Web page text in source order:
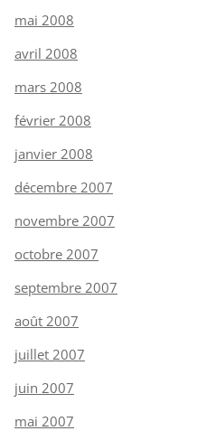
mai 2008
avril 2008
mars 2008
février 2008
janvier 2008
décembre 2007
novembre 2007
octobre 2007
septembre 2007
août 2007
juillet 2007
juin 2007
mai 2007